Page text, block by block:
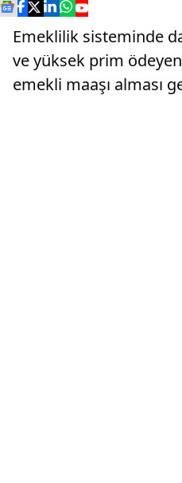
Emeklilik sisteminde
ve yüksek prim
emekli maaşı alması